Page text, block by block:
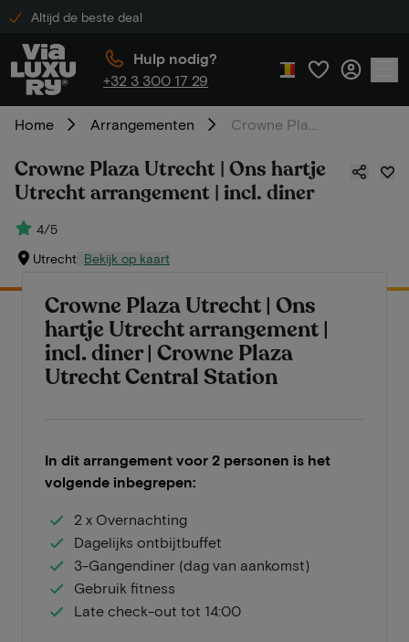
Altijd de beste deal
Hulp nodig?
+32 3 300 17 29
Home Arrangementen
Crowne Plaza Utrecht | Ons hartje
Utrecht arrangement | incl. diner
4/5
Utrecht Bekijk op kaart
Crowne Plaza Utrecht | Ons
hartje Utrecht arrangement |
incl. diner | Crowne Plaza
Utrecht Central Station
In dit arrangement voor 2 personen is het
volgende inbegrepen:
2 x Overnachting
Dagelijks ontbijtbuffet
3-Gangendiner (dag van aankomst)
Gebruik fitness
Late check-out tot 14:00